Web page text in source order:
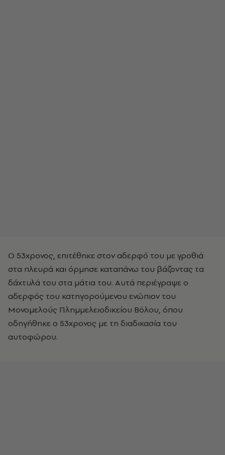
Ο 53χρονος, επιτέθηκε στον αδερφό του με γροθιά
στα πλευρά και όρμησε καταπάνω του βάζοντας τα
δάχτυλά του στα μάτια του. Αυτά περιέγραψε ο
αδερφός του κατηγορούμενου ενώπιον του
Μονομελούς Πλημμελειοδικείου Βόλου, όπου
οδηγήθηκε ο 53χρονος με τη διαδικασία του
αυτοφώρου.